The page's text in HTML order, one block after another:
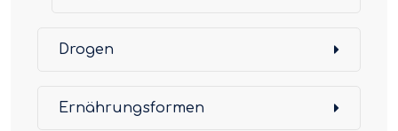
Drogen
Ernährungsformen